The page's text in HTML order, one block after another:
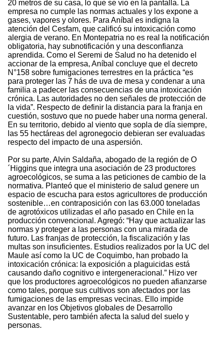
20 metros de su casa, lo que se vio en la pantalla. La
empresa no cumple las normas actuales y los expone a
gases, vapores y olores. Para Aníbal es indigna la
atención del Cesfam, que calificó su intoxicación como
alergia de verano. En Montepatria no es real la notificación
obligatoria, hay subnotificación y una desconfianza
aprendida. Como el Seremi de Salud no ha detenido el
accionar de la empresa, Aníbal concluye que el decreto
N°158 sobre fumigaciones terrestres en la práctica “es
para proteger las 7 hás de uva de mesa y condenar a una
familia a padecer las consecuencias de una intoxicación
crónica. Las autoridades no den señales de protección de
la vida”. Respecto de definir la distancia para la franja en
cuestión, sostuvo que no puede haber una norma general.
En su territorio, debido al viento que sopla de día siempre,
las 55 hectáreas del agronegocio debieran ser evaluadas
respecto del impacto de una aspersión.
Por su parte, Alvin Saldaña, abogado de la región de O
´Higgins que integra una asociación de 23 productores
agroecológicos, se suma a las peticiones de cambio de la
normativa. Planteó que el ministerio de salud genere un
espacio de escucha para estos agricultores de producción
sostenible…en contraposición con las 63.000 toneladas
de agrotóxicos utilizadas el año pasado en Chile en la
producción convencional. Agregó: “Hay que actualizar las
normas y proteger a las personas con una mirada de
futuro. Las franjas de protección, la fiscalización y las
multas son insuficientes. Estudios realizados por la UC del
Maule así como la UC de Coquimbo, han probado la
intoxicación crónica: la exposición a plaguicidas está
causando daño cognitivo e intergeneracional.” Hizo ver
que los productores agroecológicos no pueden afianzarse
como tales, porque sus cultivos son afectados por las
fumigaciones de las empresas vecinas. Ello impide
avanzar en los Objetivos globales de Desarrollo
Sustentable, pero también afecta la salud del suelo y
personas.